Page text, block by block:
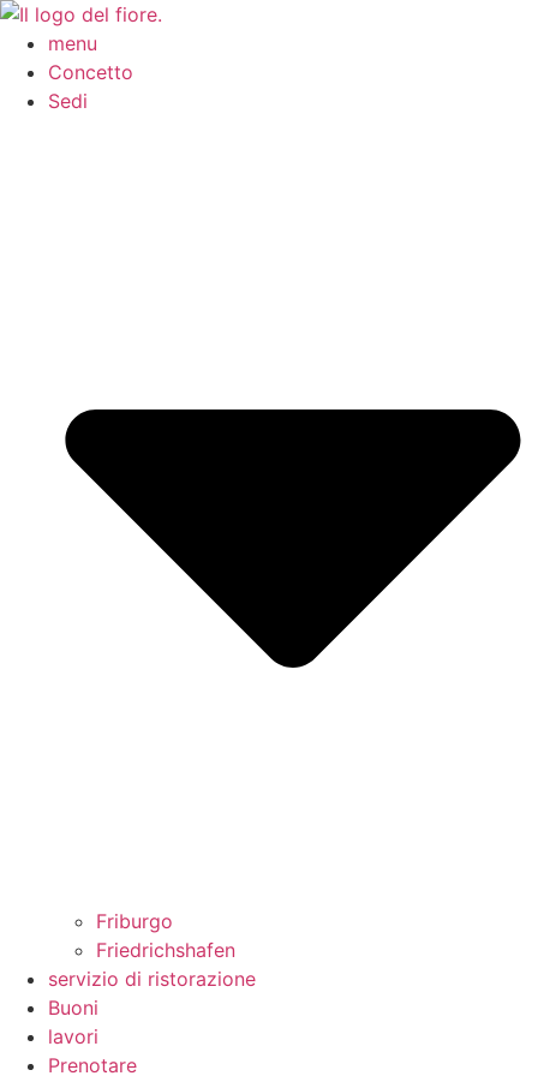
Passa
contenuto
menu
Concetto
Sedi
Friburgo
Friedrichshafen
servizio di ristorazione
Buoni
lavori
Prenotare